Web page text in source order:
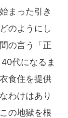
まった引き
のようにし
の言う「正
代になるま
食住を提供
わけはあり
の地獄を根